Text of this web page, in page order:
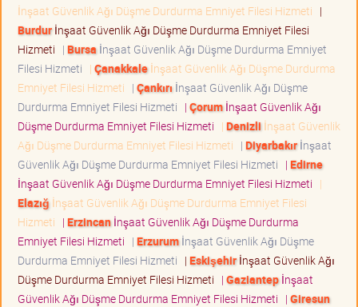
İnşaat Güvenlik Ağı Düşme Durdurma Emniyet Filesi Hizmeti |
Burdurİnşaat Güvenlik Ağı Düşme Durdurma Emniyet Filesi
Hizmeti | Bursa İnşaat Güvenlik Ağı Düşme Durdurma Emniyet
Filesi Hizmeti | Çanakkaleİnşaat Güvenlik Ağı Düşme Durdurma
Emniyet Filesi Hizmeti | Çankırı İnşaat Güvenlik Ağı Düşme
Durdurma Emniyet Filesi Hizmeti | Çorumİnşaat Güvenlik Ağı
Düşme Durdurma Emniyet Filesi Hizmeti | Denizli İnşaat Güvenlik
Ağı Düşme Durdurma Emniyet Filesi Hizmeti | Diyarbakırİnşaat
Güvenlik Ağı Düşme Durdurma Emniyet Filesi Hizmeti | Edirne
İnşaat Güvenlik Ağı Düşme Durdurma Emniyet Filesi Hizmeti |
Elazığ İnşaat Güvenlik Ağı Düşme Durdurma Emniyet Filesi
Hizmeti | Erzincanİnşaat Güvenlik Ağı Düşme Durdurma
Emniyet Filesi Hizmeti | Erzurumİnşaat Güvenlik Ağı Düşme
Durdurma Emniyet Filesi Hizmeti | Eskişehirİnşaat Güvenlik Ağı
Düşme Durdurma Emniyet Filesi Hizmeti | Gaziantepİnşaat
Güvenlik Ağı Düşme Durdurma Emniyet Filesi Hizmeti | Giresun